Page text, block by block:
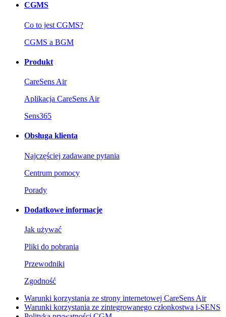
CGMS
Co to jest CGMS?
CGMS a BGM
Produkt
CareSens Air
Aplikacja CareSens Air
Sens365
Obsługa klienta
Najczęściej zadawane pytania
Centrum pomocy
Porady
Dodatkowe informacje
Jak używać
Pliki do pobrania
Przewodniki
Zgodność
Warunki korzystania ze strony internetowej CareSens Air
Warunki korzystania ze zintegrowanego członkostwa i-SENS